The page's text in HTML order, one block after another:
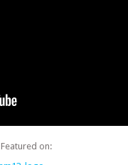
Featured on: